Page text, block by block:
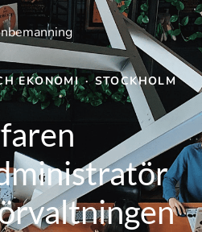
EKONOMI · STOCKHOLM